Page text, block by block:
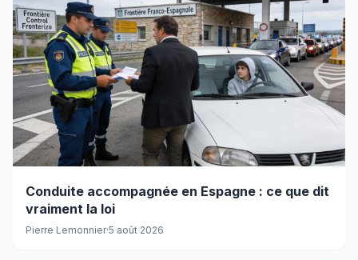
Conduite accompagnée en Espagne : ce que dit
vraiment la loi
Pierre Lemonnier·5 août 2026